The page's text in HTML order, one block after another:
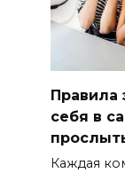
Правила
себя в
Каждая